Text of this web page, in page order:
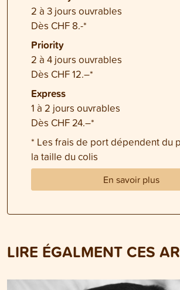
2 à 3 jours ouvrables
Dès CHF 8.-*
Priority
2 à 4 jours ouvrables
Dès CHF 12.–*
Express
1 à 2 jours ouvrables
Dès CHF 24.–*
* Les frais de port dépendent du
la taille du colis
En savoir plus
LIRE ÉGALMENT CES